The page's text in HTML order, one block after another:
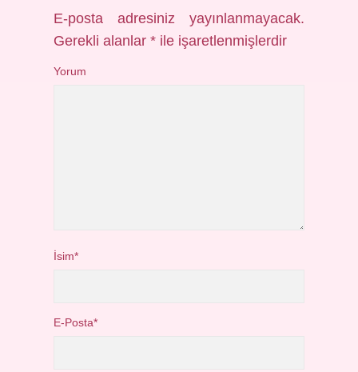
E-posta adresiniz yayınlanmayacak.
Gerekli alanlar* ile işaretlenmişlerdir
Yorum
İsim*
E-Posta*